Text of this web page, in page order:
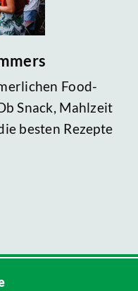
Food-
Snack, Mahlzeit
besten Rezepte